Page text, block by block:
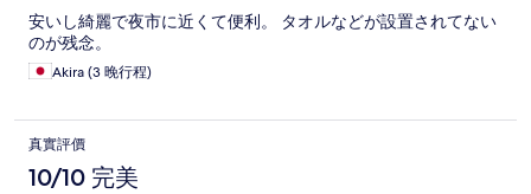
安いし綺麗で夜市に近くて便利。 タオルなどが設置されてない
のが残念。
Akira (3 晚行程)
真實評價
10/10 完美